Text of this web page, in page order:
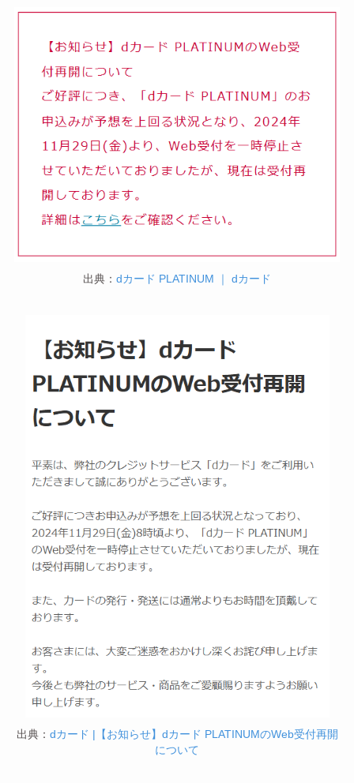
出典： dカード PLATINUM ｜ dカード
出典： dカード |【お知らせ】dカード PLATINUMのWeb受付再開
について